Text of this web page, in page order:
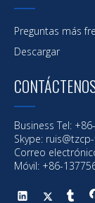
Preguntas más
Descargar
Business Tel:
Skype:
Correo
Móvil: +86-